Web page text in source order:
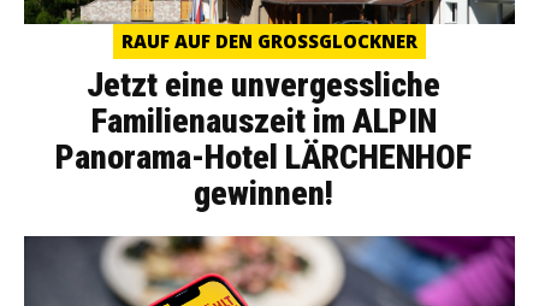
RAUF AUF DEN GROSSGLOCKNER
Jetzt eine unvergessliche
Familienauszeit im ALPIN
Panorama-Hotel LÄRCHENHOF
gewinnen!